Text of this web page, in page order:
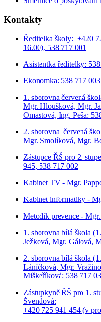
Kontakty
Ředitelka školy: +420
16.00), 538 717 001
Asistentka ředitelky:
Ekonomka: 538 717 003
1. sborovna červená
Mgr. Hloušková, Mgr.
Omastová, Ing. Peša:
2. sborovna červená
Mgr. Smolíková, Mgr.
Zástupce ŘŠ pro 2.
945, 538 717 002
Kabinet TV - Mgr.
Kabinet informatiky -
Metodik prevence -
1. sborovna bílá škola
Ježková, Mgr. Gálová,
2. sborovna bílá škola
Láníčková, Mgr.
Miškeříková: 538 717
Zástupkyně ŘŠ pro 1.
Švendová:
+420 725 941 454 (v